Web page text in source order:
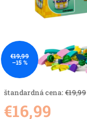
štandardná cena: €19,99
€16,99
€19,99
–15 %